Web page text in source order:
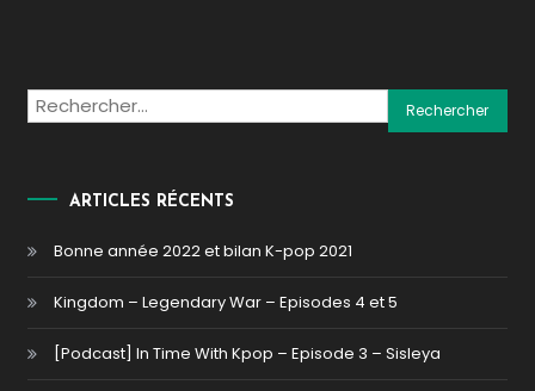
Rechercher :
ARTICLES RÉCENTS
Bonne année 2022 et bilan K-pop 2021
Kingdom – Legendary War – Episodes 4 et 5
[Podcast] In Time With Kpop – Episode 3 – Sisleya